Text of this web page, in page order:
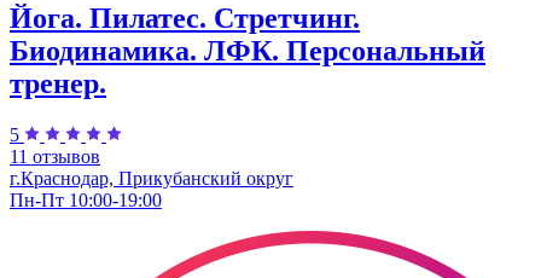
Йога. Пилатес. Стретчинг.
Биодинамика. ЛФК. Персональный
тренер.
5
11 отзывов
г.Краснодар, Прикубанский округ
Пн-Пт 10:00-19:00